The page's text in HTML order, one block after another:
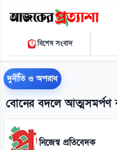
শনিবার, ০৮ আগস্ট ২০২৬
১২ ৩৬ ০৯ পি.এম.THE DAILY
বিশেষ সংবাদ
দুর্নীতি ও অপরাধ
বোনের বদলে আত্মসমর্পণ
নিজেস্ব প্রতিবেদক